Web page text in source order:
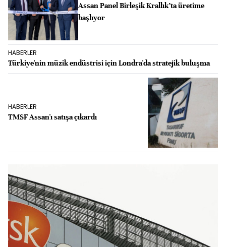
Assan Panel Birleşik Krallık’ta üretime
başlıyor
HABERLER
Türkiye'nin müzik endüstrisi için Londra'da stratejik buluşma
HABERLER
TMSF Assan'ı satışa çıkardı